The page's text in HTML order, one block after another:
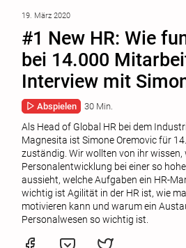
19. März 2020
#1 New HR: Wie
bei 14.000
Interview mit
Abspielen 30 Min.
Als Head of Global HR bei dem
Magnesita ist Simone Oremovic für
zuständig. Wir wollten von ihr wissen,
Personalentwicklung bei einer so
aussieht, welche Aufgaben ein HR-
wichtig ist Agilität in der HR ist, wie
motivieren kann und warum ein
Personalwesen so wichtig ist.